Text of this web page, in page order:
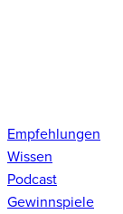
Empfehlungen
Wissen
Podcast
Gewinnspiele